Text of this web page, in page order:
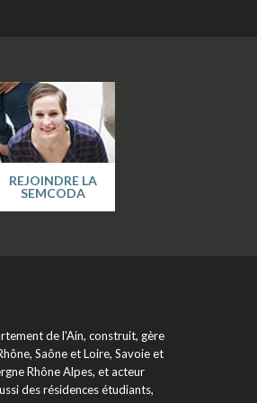
REJOINDRE LA
SEMCODA
de l'Ain, construit, gère
Saône et Loire, Savoie et
Rhône Alpes, et acteur
des résidences étudiants,